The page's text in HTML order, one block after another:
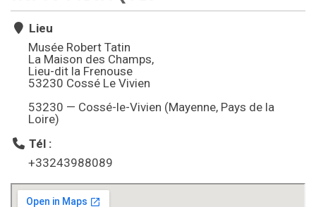
Lieu
Musée Robert Tatin
La Maison des Champs,
Lieu-dit la Frenouse
53230 Cossé Le Vivien
53230 — Cossé-le-Vivien (Mayenne, Pays de la
Loire)
Tél :
+33243988089